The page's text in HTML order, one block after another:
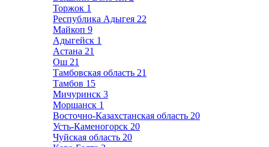
Торжок 1
Республика Адыгея 22
Майкоп 9
Адыгейск 1
Астана 21
Ош 21
Тамбовская область 21
Тамбов 15
Мичуринск 3
Моршанск 1
Восточно-Казахстанская область 20
Усть-Каменогорск 20
Чуйская область 20